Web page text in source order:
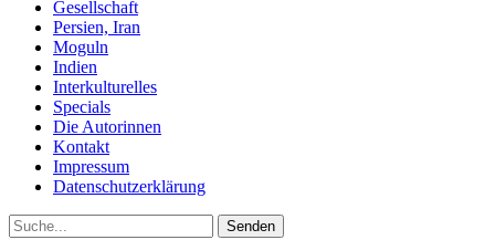
Gesellschaft
Persien, Iran
Moguln
Indien
Interkulturelles
Specials
Die Autorinnen
Kontakt
Impressum
Datenschutzerklärung